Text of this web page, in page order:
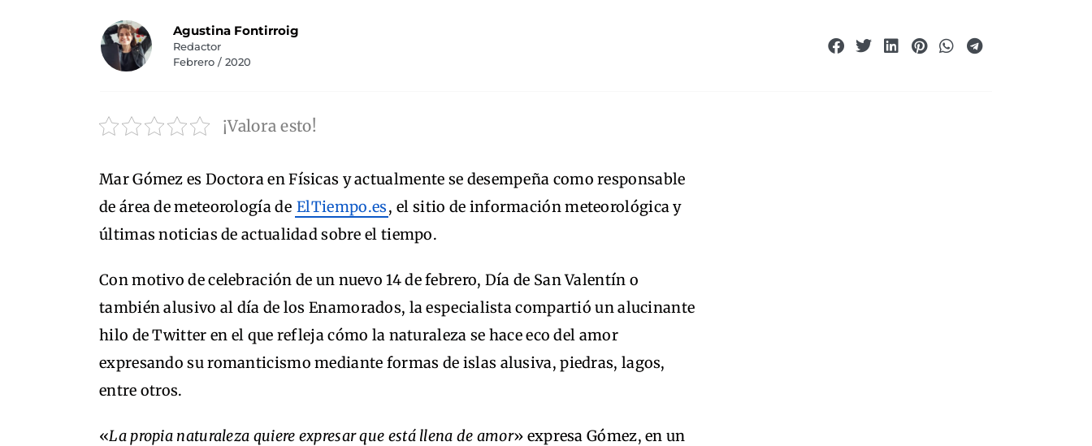
Agustina Fontirroig
Redactor
Febrero / 2020
¡Valora esto!
Mar Gómez es Doctora en Físicas y actualmente se desempeña como responsable
de área de meteorología de ElTiempo.es, el sitio de información meteorológica y
últimas noticias de actualidad sobre el tiempo.
Con motivo de celebración de un nuevo 14 de febrero, Día de San Valentín o
también alusivo al día de los Enamorados, la especialista compartió un alucinante
hilo de Twitter en el que refleja cómo la naturaleza se hace eco del amor
expresando su romanticismo mediante formas de islas alusiva, piedras, lagos,
entre otros.
«La propia naturaleza quiere expresar que está llena de amor» expresa Gómez, en un